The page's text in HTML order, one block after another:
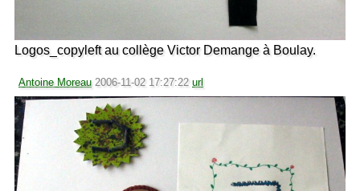
Logos_copyleft au collège Victor Demange à Boulay.
Antoine Moreau 2006-11-02 17:27:22 url